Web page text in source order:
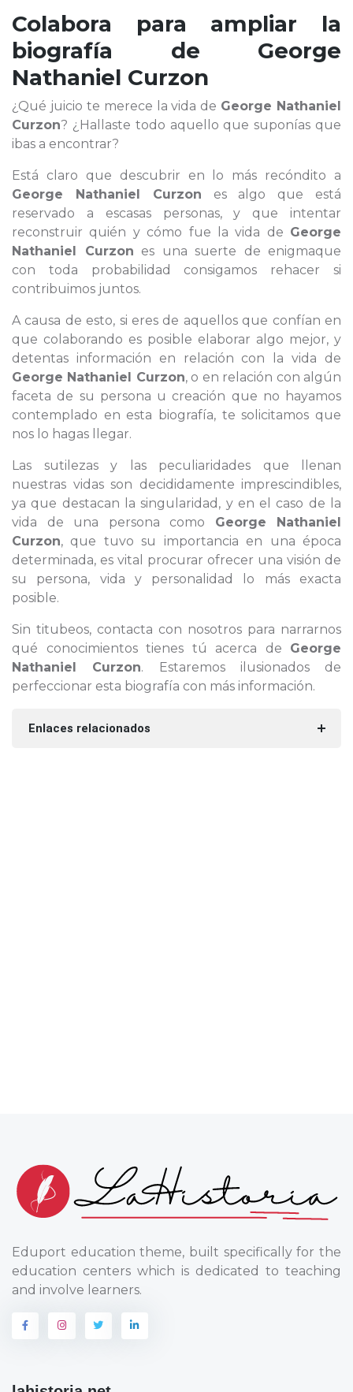
Colabora para ampliar la
biografía de George
Nathaniel Curzon
¿Qué juicio te merece la vida de George Nathaniel
Curzon? ¿Hallaste todo aquello que suponías que
ibas a encontrar?
Está claro que descubrir en lo más recóndito a
George Nathaniel Curzon es algo que está
reservado a escasas personas, y que intentar
reconstruir quién y cómo fue la vida de George
Nathaniel Curzon es una suerte de enigmaque
con toda probabilidad consigamos rehacer si
contribuimos juntos.
A causa de esto, si eres de aquellos que confían en
que colaborando es posible elaborar algo mejor, y
detentas información en relación con la vida de
George Nathaniel Curzon, o en relación con algún
faceta de su persona u creación que no hayamos
contemplado en esta biografía, te solicitamos que
nos lo hagas llegar.
Las sutilezas y las peculiaridades que llenan
nuestras vidas son decididamente imprescindibles,
ya que destacan la singularidad, y en el caso de la
vida de una persona como George Nathaniel
Curzon, que tuvo su importancia en una época
determinada, es vital procurar ofrecer una visión de
su persona, vida y personalidad lo más exacta
posible.
Sin titubeos, contacta con nosotros para narrarnos
qué conocimientos tienes tú acerca de George
Nathaniel Curzon. Estaremos ilusionados de
perfeccionar esta biografía con más información.
Enlaces relacionados
Eduport education theme, built specifically for the
education centers which is dedicated to teaching
and involve learners.